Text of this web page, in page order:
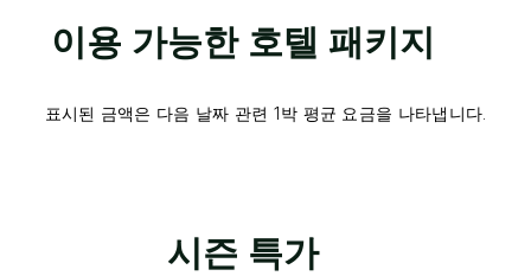
이용 가능한 호텔 패키지
표시된 금액은 다음 날짜 관련 1박 평균 요금을 나타냅니다.
시즌 특가